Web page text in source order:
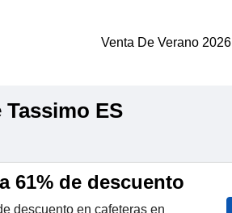
Venta De Verano 2026
ES
61% de descuento
descuento en cafeteras en